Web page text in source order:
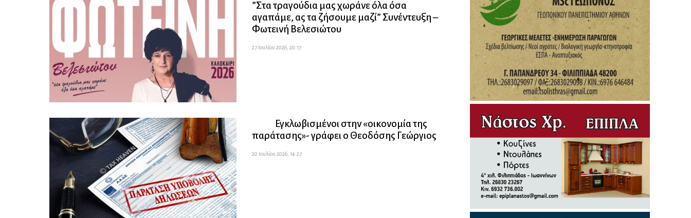
”Στα τραγούδια μας χωράνε όλα όσα
αγαπάμε, ας τα ζήσουμε μαζί” Συνέντευξη –
Φωτεινή Βελεσιώτου
27 Ιουλίου 2026, 20:17
Εγκλωβισμένοι στην «οικονομία της
παράτασης»- γράφει ο Θεοδόσης Γεώργιος
20 Ιουλίου 2026, 14:27